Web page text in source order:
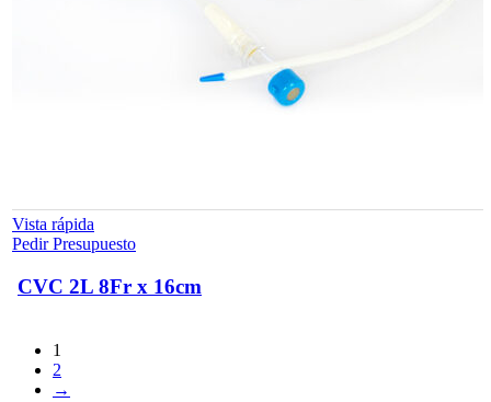
Vista rápida
Pedir Presupuesto
CVC 2L 8Fr x 16cm
1
2
→